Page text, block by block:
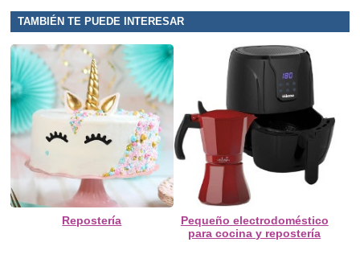
TAMBIÉN TE PUEDE INTERESAR
Repostería
Pequeño electrodoméstico
para cocina y repostería